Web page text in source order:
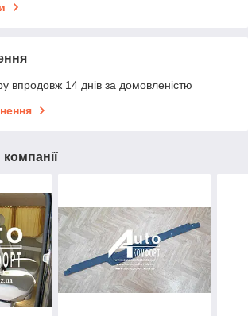
впродовж 14 днів за домовленістю